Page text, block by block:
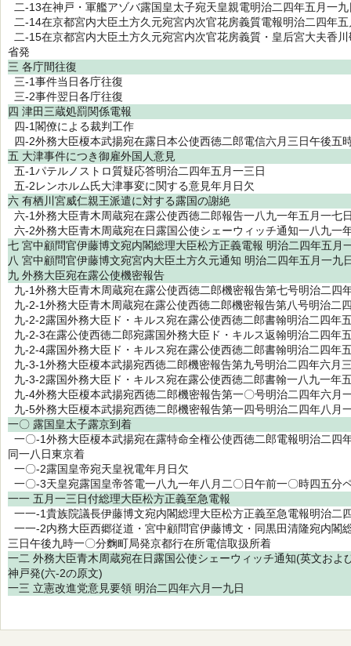
二-13在神戸・軍艦アゾバ露国皇太子宛天皇親電明治二四年五月一
二-14在京都宮内大臣土方久元宛宮内次官花房義質電報明治二四年
二-15在京都宮内大臣土方久元宛宮内次官花房義質・皇后宮大夫香
省発
三 各庁間往復
三-1事件当日各庁往復
三-2事件翌日各庁往復
四 津田三蔵処罰関係電報
四-1閣僚による裁判工作
四-2外務大臣榎本武揚宛在露日本公使西徳二郎電信六月三日午後五
五 大津事件につき御雇外国人意見
五-1パテルノストロ質疑応答明治二四年五月一三日
五-2レンホルム氏大津事変に関する意見年月日欠
六 有栖川宮威仁親王派遣に対する露国の謝絶
六-1外務大臣青木周蔵宛在露公使西徳二郎報告一八九一年五月一七
六-2外務大臣青木周蔵宛在日露国公使シェーウィッチ通知一八九一
七 宮中顧問官伊藤博文宛内閣総理大臣松方正義電報 明治二四年五月
八 宮中顧問官伊藤博文宛宮内大臣土方久元通知 明治二四年五月一九
九 外務大臣宛在露公使機密報告
九-1外務大臣青木周蔵宛在露公使西徳二郎機密報告第七号明治二四
九-2-1外務大臣青木周蔵宛在露公使西徳二郎機密報告第八号明治二
九-2-2露国外務大臣ド・キルス宛在露公使西徳二郎書翰明治二四年
九-2-3在露公使西徳二郎宛露国外務大臣ド・キルス返翰明治二四年
九-2-4露国外務大臣ド・キルス宛在露公使西徳二郎書翰明治二四年
九-3-1外務大臣榎本武揚宛西徳二郎機密報告第九号明治二四年六月
九-3-2露国外務大臣ド・キルス宛在露公使西徳二郎書翰一八九一年
九-4外務大臣榎本武揚宛西徳二郎機密報告第一〇号明治二四年六月
九-5外務大臣榎本武揚宛西徳二郎機密報告第一四号明治二四年八月
一〇 露国皇太子露京到着
一〇-1外務大臣榎本武揚宛在露特命全権公使西徳二郎電報明治二四
同一八日東京着
一〇-2露国皇帝宛天皇祝電年月日欠
一〇-3天皇宛露国皇帝答電一八九一年八月二〇日午前一〇時四五分
一一 五月一三日付総理大臣松方正義至急電報
一一-1貴族院議長伊藤博文宛内閣総理大臣松方正義至急電報明治二
一一-2内務大臣西郷従道・宮中顧問官伊藤博文・同黒田清隆宛内閣
三日午後九時一〇分麴町局発京都行在所電信取扱所着
一二 外務大臣青木周蔵宛在日露国公使シェーウィッチ通知(英文お
神戸発(六-2の原文)
一三 立憲改進党意見要領 明治二四年六月一九日